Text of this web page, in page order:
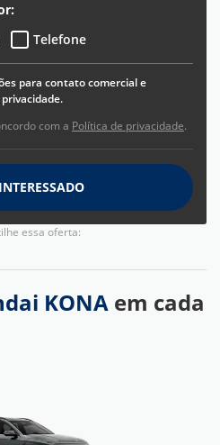
Telefone
para contato comercial e
com a Política de privacidade.
essa oferta:
KONA em cada